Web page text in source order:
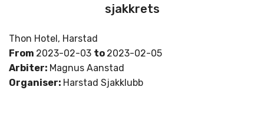
sjakkrets
Thon Hotel, Harstad
From 2023-02-03 to 2023-02-05
Arbiter: Magnus Aanstad
Organiser: Harstad Sjakklubb